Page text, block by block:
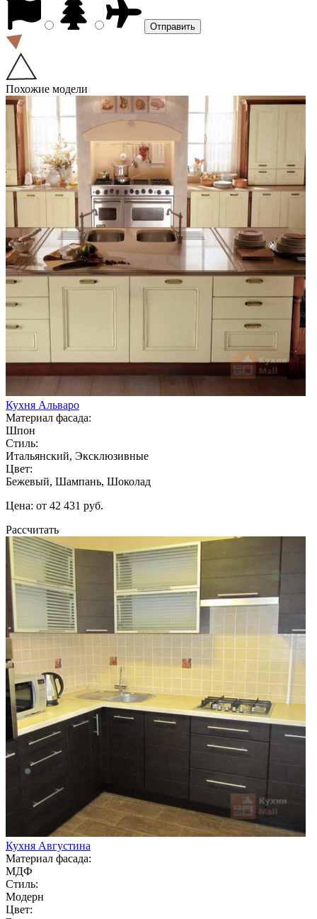
Похожие модели
Кухня Альваро
Материал фасада:
Шпон
Стиль:
Итальянский, Эксклюзивные
Цвет:
Бежевый, Шампань, Шоколад
Цена: от 42 431 руб.
Рассчитать
Кухня Августина
Материал фасада:
МДФ
Стиль:
Модерн
Цвет: